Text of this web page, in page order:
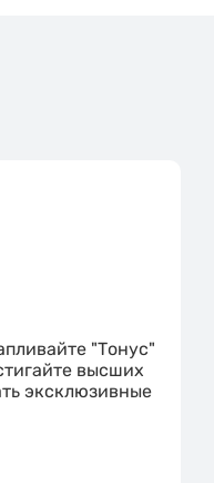
"Тонус"
высших
эксклюзивные